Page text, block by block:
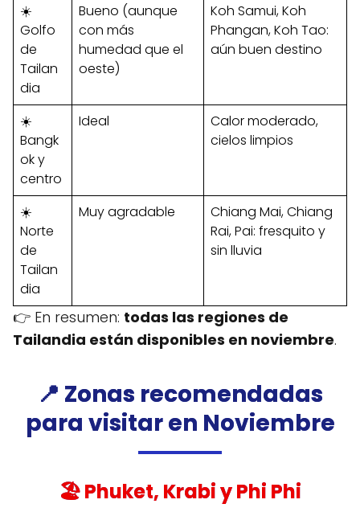
☀️
Golfo
de
Tailan
dia
Bueno (aunque
con más
humedad que el
oeste)
Koh Samui, Koh
Phangan, Koh Tao:
aún buen destino
☀️
Bangk
ok y
centro
Ideal
Calor moderado,
cielos limpios
☀️
Norte
de
Tailan
dia
Muy agradable
Chiang Mai, Chiang
Rai, Pai: fresquito y
sin lluvia
👉 En resumen: todas las regiones de
Tailandia están disponibles en noviembre.
📍 Zonas recomendadas
para visitar en Noviembre
🏖️ Phuket, Krabi y Phi Phi